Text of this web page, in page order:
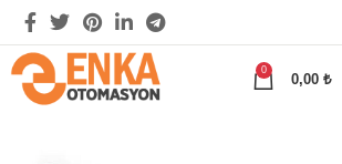
0
0,00 ₺